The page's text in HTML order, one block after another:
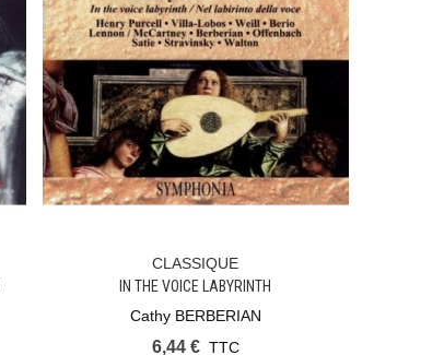
Ajouter Au Panier
CLASSIQUE
IN THE VOICE LABYRINTH
Cathy BERBERIAN
6,44 € TTC